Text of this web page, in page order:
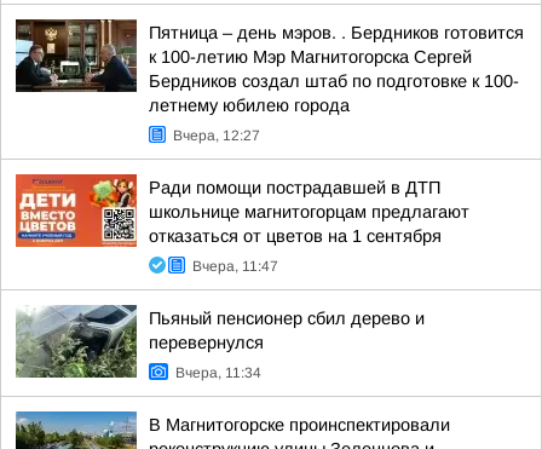
Пятница – день мэров. . Бердников готовится
к 100-летию Мэр Магнитогорска Сергей
Бердников создал штаб по подготовке к 100-
летнему юбилею города
Вчера, 12:27
Ради помощи пострадавшей в ДТП
школьнице магнитогорцам предлагают
отказаться от цветов на 1 сентября
Вчера, 11:47
Пьяный пенсионер сбил дерево и
перевернулся
Вчера, 11:34
В Магнитогорске проинспектировали